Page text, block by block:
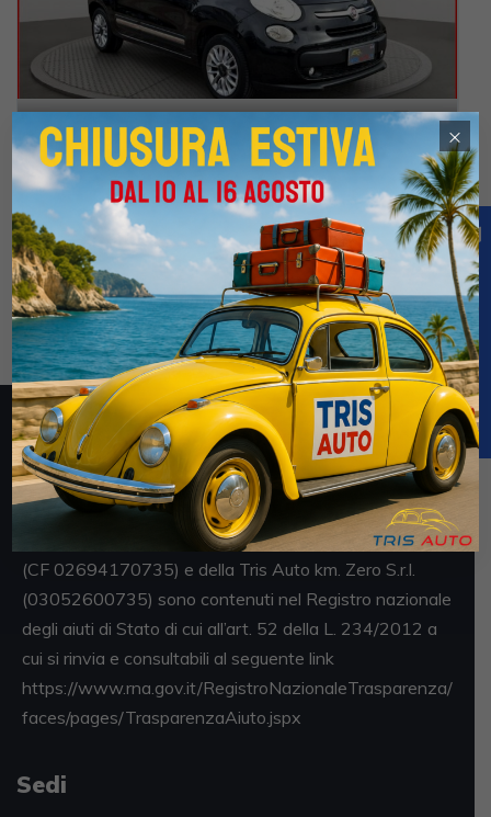
21
FIAT 500 L 1.3 Mjt Lounge NEOPATENTATI (TETTO PANORAMICO+PELLE)
€8.800€18.900
1 / 2015 166.000 Km Manuale
Diesel
Nero
5-porte 1248cc 85CV / 63KW
Obblighi informativi per le erogazioni pubbliche: gli aiuti
di Stato e gli aiuti de minimis ricevuti dalla Tris Auto S.r.l.
(CF 02694170735) e della Tris Auto km. Zero S.r.l.
(03052600735) sono contenuti nel Registro nazionale
degli aiuti di Stato di cui all’art. 52 della L. 234/2012 a
cui si rinvia e consultabili al seguente link
https://www.rna.gov.it/RegistroNazionaleTrasparenza/
faces/pages/TrasparenzaAiuto.jspx
Sedi
×